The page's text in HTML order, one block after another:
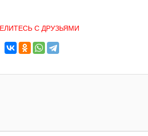
С ДРУЗЬЯМИ